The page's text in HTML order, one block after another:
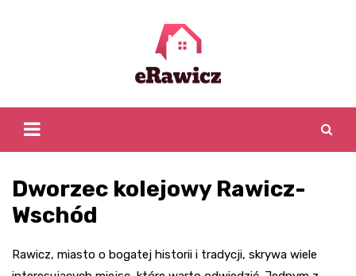
Dworzec kolejowy Rawicz-
Wschód
Rawicz, miasto o bogatej historii i tradycji, skrywa wiele